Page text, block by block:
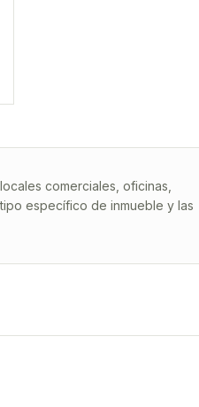
comerciales, oficinas,
específico de inmueble y las